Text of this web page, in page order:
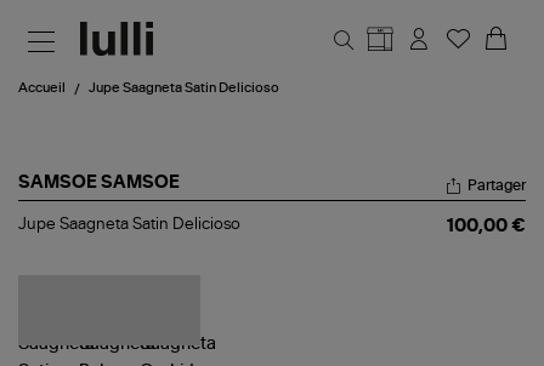
Accueil Jupe Saagneta Satin Delicioso
SAMSOE SAMSOE
Jupe
Partager
Jupe Saagneta Satin Delicioso 100,00 €